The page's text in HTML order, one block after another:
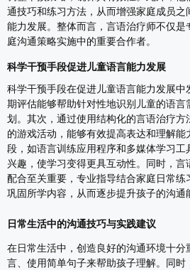
通技巧和练习方法，从而增强家庭成员
能力发展。整体而言，言语治疗师不仅是
庭沟通策略实施中的重要合作者。
科学干预手段促进儿童语言能力发展
科学干预手段在促进儿童语言能力发展
期评估能够帮助针对性地识别儿童的语
划。其次，通过使用结构化的言语治疗方
的游戏活动，能够有效提高表达和理解
段，如语言训练应用程序和多媒体学习
兴趣，使学习变得更具互动性。同时，言
配合至关重要，专业指导结合家庭日常
巩固所学内容，从而逐步提升孩子的沟通
日常生活中的沟通技巧与实践建议
在日常生活中，创造良好的沟通环境十
言、使用简单句子来帮助孩子理解。同时